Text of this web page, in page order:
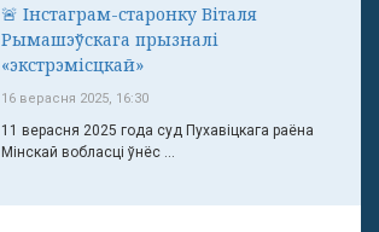
🚨 Інстаграм-старонку Віталя
Рымашэўскага прызналі
«экстрэмісцкай»
16 верасня 2025, 16:30
11 верасня 2025 года суд Пухавіцкага раёна
Мінскай вобласці ўнёс ...